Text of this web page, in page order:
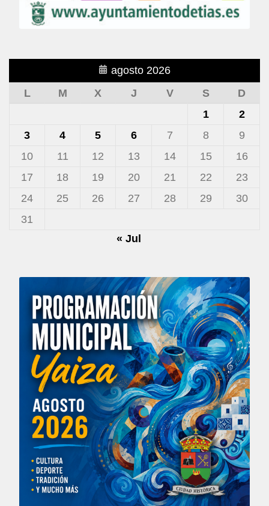
agosto 2026
L
M X J V S
D
1
2
3
4 5 6 7 8
9
10
11 12 13 14 15
16
17
18 19 20 21 22
23
24
25 26 27 28 29
30
31
« Jul